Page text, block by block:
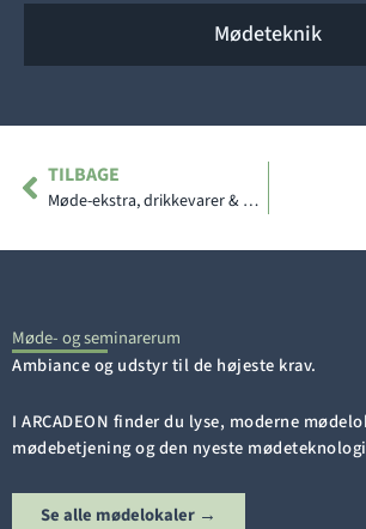
Mødeteknik
Tidligere
TILBAGE
Møde-ekstra, drikkevarer & mad
Møde- og seminarerum
Ambiance og udstyr til de højeste krav.
I ARCADEON finder du lyse, moderne
mødebetjening og den nyeste
Se alle mødelokaler →